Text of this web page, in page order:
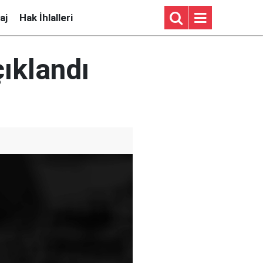
Hak İhlalleri